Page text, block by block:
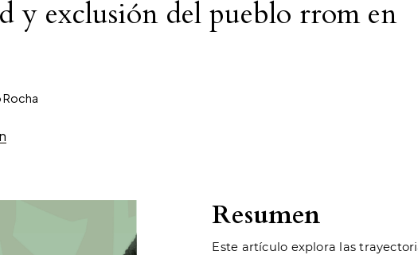
y exclusión del pueblo rrom en
Rocha
Resumen
Este artículo explora las